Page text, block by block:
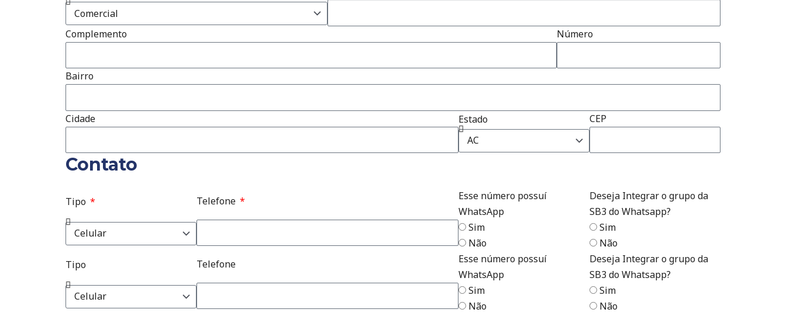
Complemento Número
Bairro
Cidade Estado CEP
Contato
Tipo Telefone
Esse número possuí
WhatsApp
Sim
Não
Deseja Integrar o grupo da
SB3 do Whatsapp?
Sim
Não
Tipo
Telefone
Esse número possuí
WhatsApp
Sim
Não
Deseja Integrar o grupo da
SB3 do Whatsapp?
Sim
Não